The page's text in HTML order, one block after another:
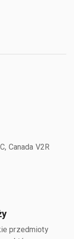
Canada V2R
przedmioty